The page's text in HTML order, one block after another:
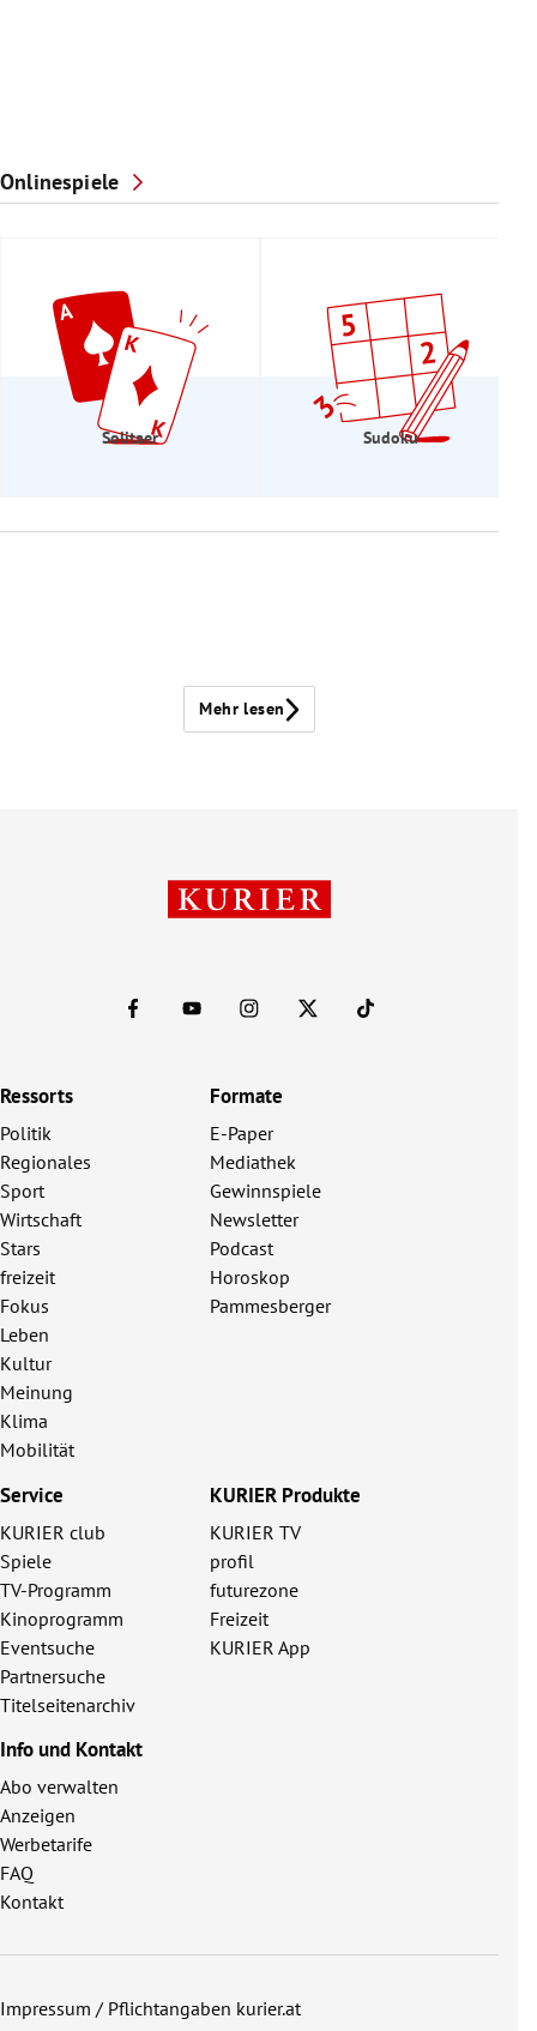
Onlinespiele
Solitaer Sudoku
Mehr lesen
Ressorts
Politik
Regionales
Sport
Wirtschaft
Stars
freizeit
Fokus
Leben
Kultur
Meinung
Klima
Mobilität
Formate
E-Paper
Mediathek
Gewinnspiele
Newsletter
Podcast
Horoskop
Pammesberger
Service
KURIER club
Spiele
TV-Programm
Kinoprogramm
Eventsuche
Partnersuche
Titelseitenarchiv
KURIER Produkte
KURIER TV
profil
futurezone
Freizeit
KURIER App
Info und Kontakt
Abo verwalten
Anzeigen
Werbetarife
FAQ
Kontakt
Impressum / Pflichtangaben kurier.at